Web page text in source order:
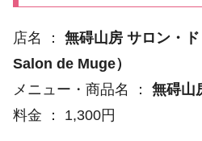
店名 ： 無碍山房 サロン・
Salon de Muge）
メニュー・商品名 ： 無碍山
料金 ： 1,300円